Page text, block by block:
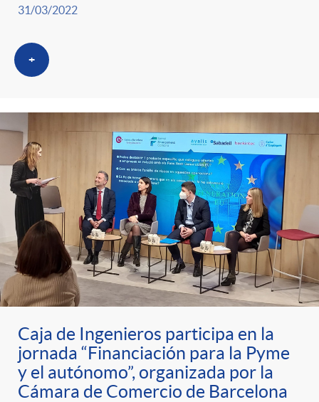
31/03/2022
+
Caja de Ingenieros participa en la
jornada “Financiación para la Pyme
y el autónomo”, organizada por la
Cámara de Comercio de Barcelona